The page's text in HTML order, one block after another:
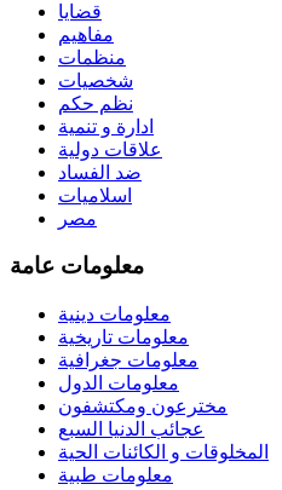
قضايا
مفاهيم
منظمات
شخصيات
نظم حكم
ادارة و تنمية
علاقات دولية
ضد الفساد
اسلاميات
مصر
معلومات عامة
معلومات دينية
معلومات تاريخية
معلومات جغرافية
معلومات الدول
مخترعون ومكتشفون
عجائب الدنيا السبع
المخلوقات و الكائنات الحية
معلومات طبية